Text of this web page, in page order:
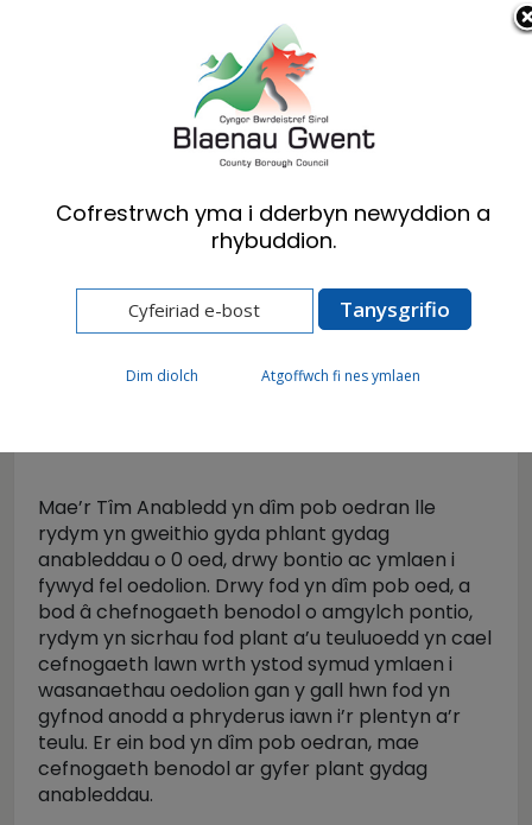
Cymraeg English
Preswylwyr
Gwasanaethau Plant
Tîm Anabledd
Mae’r Tîm Anabledd yn dîm pob oedran lle
rydym yn gweithio gyda phlant gydag
anableddau o 0 oed, drwy bontio ac ymlaen i
fywyd fel oedolion. Drwy fod yn dîm pob oed, a
bod â chefnogaeth benodol o amgylch pontio,
rydym yn sicrhau fod plant a’u teuluoedd yn cael
cefnogaeth lawn wrth ystod symud ymlaen i
wasanaethau oedolion gan y gall hwn fod yn
gyfnod anodd a phryderus iawn i’r plentyn a’r
teulu. Er ein bod yn dîm pob oedran, mae
cefnogaeth benodol ar gyfer plant gydag
anableddau.
Cofrestrwch yma i dderbyn newyddion a
rhybuddion.
Dim diolch Atgoffwch fi nes ymlaen